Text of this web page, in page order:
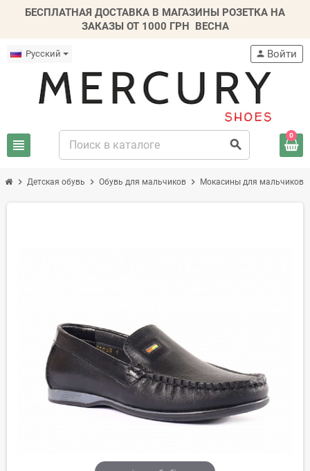
БЕСПЛАТНАЯ ДОСТАВКА В МАГАЗИНЫ РОЗЕТКА НА
ЗАКАЗЫ ОТ 1000 ГРН ВЕСНА
Русский
view_headline search
person Войти
0
chevron_right Детская обувь chevron_right Обувь для мальчиков chevron_right Мокасины для мальчиков